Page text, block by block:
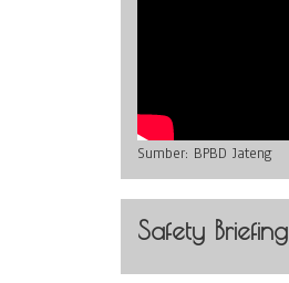
Sumber: BPBD Jateng
Safety Briefing